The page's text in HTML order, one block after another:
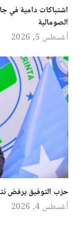
اشتباكات دامية في
الصومالية
أغسطس 5, 2026
حزب التوفيق يرفض
أغسطس 4, 2026